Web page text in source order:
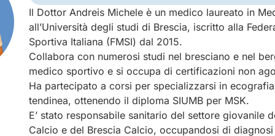
Il Dottor Andreis Michele è un medico laureato in
all’Università degli studi di Brescia, iscritto alla
Sportiva Italiana (FMSI) dal 2015.
Collabora con numerosi studi nel bresciano e nel
medico sportivo e si occupa di certificazioni non
Ha partecipato a corsi per specializzarsi in
tendinea, ottenendo il diploma SIUMB per MSK.
E’ stato responsabile sanitario del settore giovanile
Calcio e del Brescia Calcio, occupandosi di